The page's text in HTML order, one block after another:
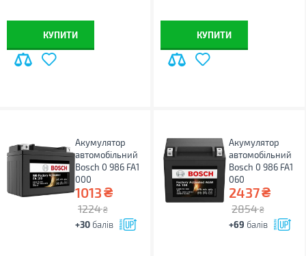
КУПИТИ КУПИТИ
Акумулятор
автомобільний
Bosch 0 986 FA1
000
1013₴
1224 ₴
+30 балів
Акумулятор
автомобільний
Bosch 0 986 FA1
060
2437₴
2854 ₴
+69 балів